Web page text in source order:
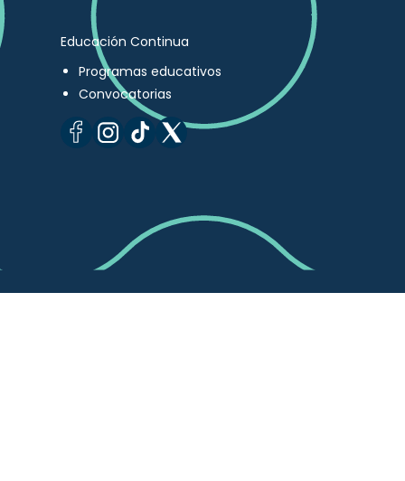
Educación Continua
Programas educativos
Convocatorias